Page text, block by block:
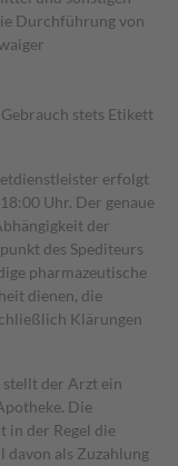
Durchführung von
stets Etikett
erfolgt
Uhr. Der genaue
der
des Spediteurs
pharmazeutische
dienen, die
Klärungen
der Arzt ein
Die
in der Regel die
davon als Zuzahlung